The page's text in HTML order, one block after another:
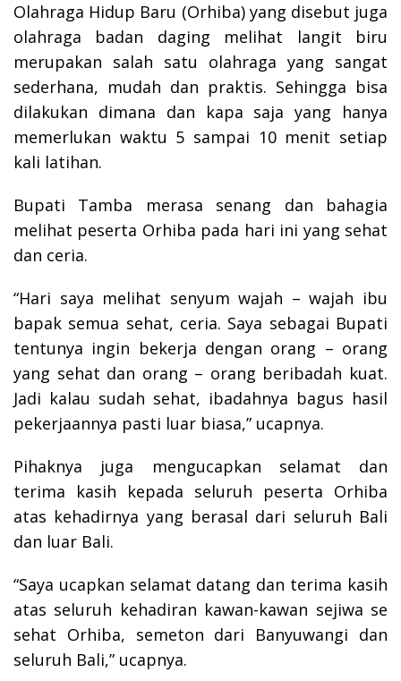
Olahraga Hidup Baru (Orhiba) yang disebut juga
olahraga badan daging melihat langit biru
merupakan salah satu olahraga yang sangat
sederhana, mudah dan praktis. Sehingga bisa
dilakukan dimana dan kapa saja yang hanya
memerlukan waktu 5 sampai 10 menit setiap
kali latihan.
Bupati Tamba merasa senang dan bahagia
melihat peserta Orhiba pada hari ini yang sehat
dan ceria.
“Hari saya melihat senyum wajah – wajah ibu
bapak semua sehat, ceria. Saya sebagai Bupati
tentunya ingin bekerja dengan orang – orang
yang sehat dan orang – orang beribadah kuat.
Jadi kalau sudah sehat, ibadahnya bagus hasil
pekerjaannya pasti luar biasa,” ucapnya.
Pihaknya juga mengucapkan selamat dan
terima kasih kepada seluruh peserta Orhiba
atas kehadirnya yang berasal dari seluruh Bali
dan luar Bali.
“Saya ucapkan selamat datang dan terima kasih
atas seluruh kehadiran kawan-kawan sejiwa se
sehat Orhiba, semeton dari Banyuwangi dan
seluruh Bali,” ucapnya.